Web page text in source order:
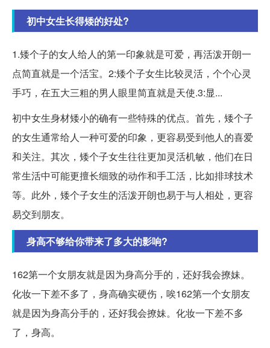
初中女生长得矮的好处?
1.矮个子的女人给人的第一印象就是可爱，再活泼开朗一
点简直就是一个活宝。2:矮个子女生比较灵活，个个心灵
手巧，在五大三粗的男人眼里简直就是天使.3:显...
初中女生身材矮小的确有一些特殊的优点。首先，矮个子
的女生通常给人一种可爱的印象，更容易受到他人的喜爱
和关注。其次，矮个子女生往往更加灵活机敏，他们在日
常生活中可能更擅长细致的动作和手工活，比如排球技术
等。此外，矮个子女生的活泼开朗也易于与人相处，更容
易交到朋友。
身高不够给你带来了多大的影响?
162第一个女朋友就是因为身高分手的，还好我会撩妹。
化妆一下差不多了，身高确实硬伤，唉162第一个女朋友
就是因为身高分手的，还好我会撩妹。化妆一下差不多
了，身高。